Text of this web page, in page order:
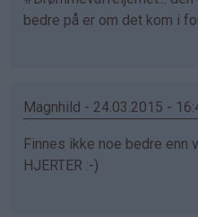
bedre på er om det kom i
Magnhild - 24.03.2015 -
Finnes ikke noe bedre enn
HJERTER :-)